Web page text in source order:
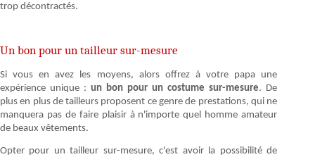
trop décontractés.
Un bon pour un tailleur sur-mesure
Si vous en avez les moyens, alors offrez à votre papa une
expérience unique :un bon pour un costume sur-mesure. De
plus en plus de tailleurs proposent ce genre de prestations, qui ne
manquera pas de faire plaisir à n'importe quel homme amateur
de beaux vêtements.
Opter pour un tailleur sur-mesure, c'est avoir la possibilité de